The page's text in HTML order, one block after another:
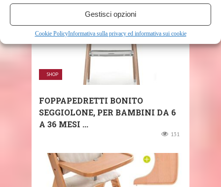
Gestisci opzioni
Cookie PolicyInformativa sulla privacy ed informativa sui cookie
SHOP
FOPPAPEDRETTI BONITO
SEGGIOLONE, PER BAMBINI DA 6
A 36 MESI ...
131